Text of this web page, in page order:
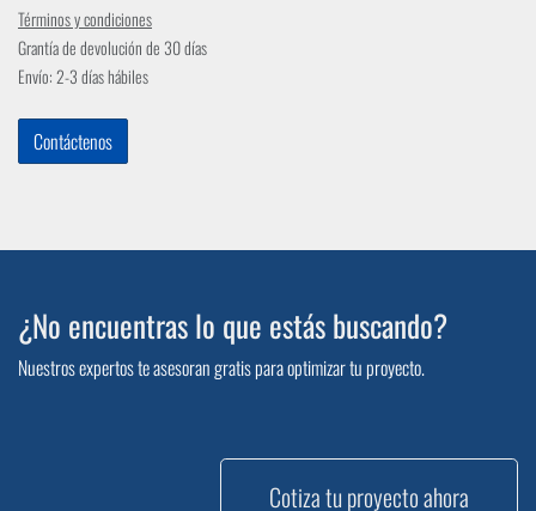
Términos y condiciones
Grantía de devolución de 30 días
Envío: 2-3 días hábiles
Contáctenos
¿No encuentras lo que estás buscando?
Nuestros expertos te asesoran gratis para optimizar tu proyecto.
Cotiza tu proyecto ahora